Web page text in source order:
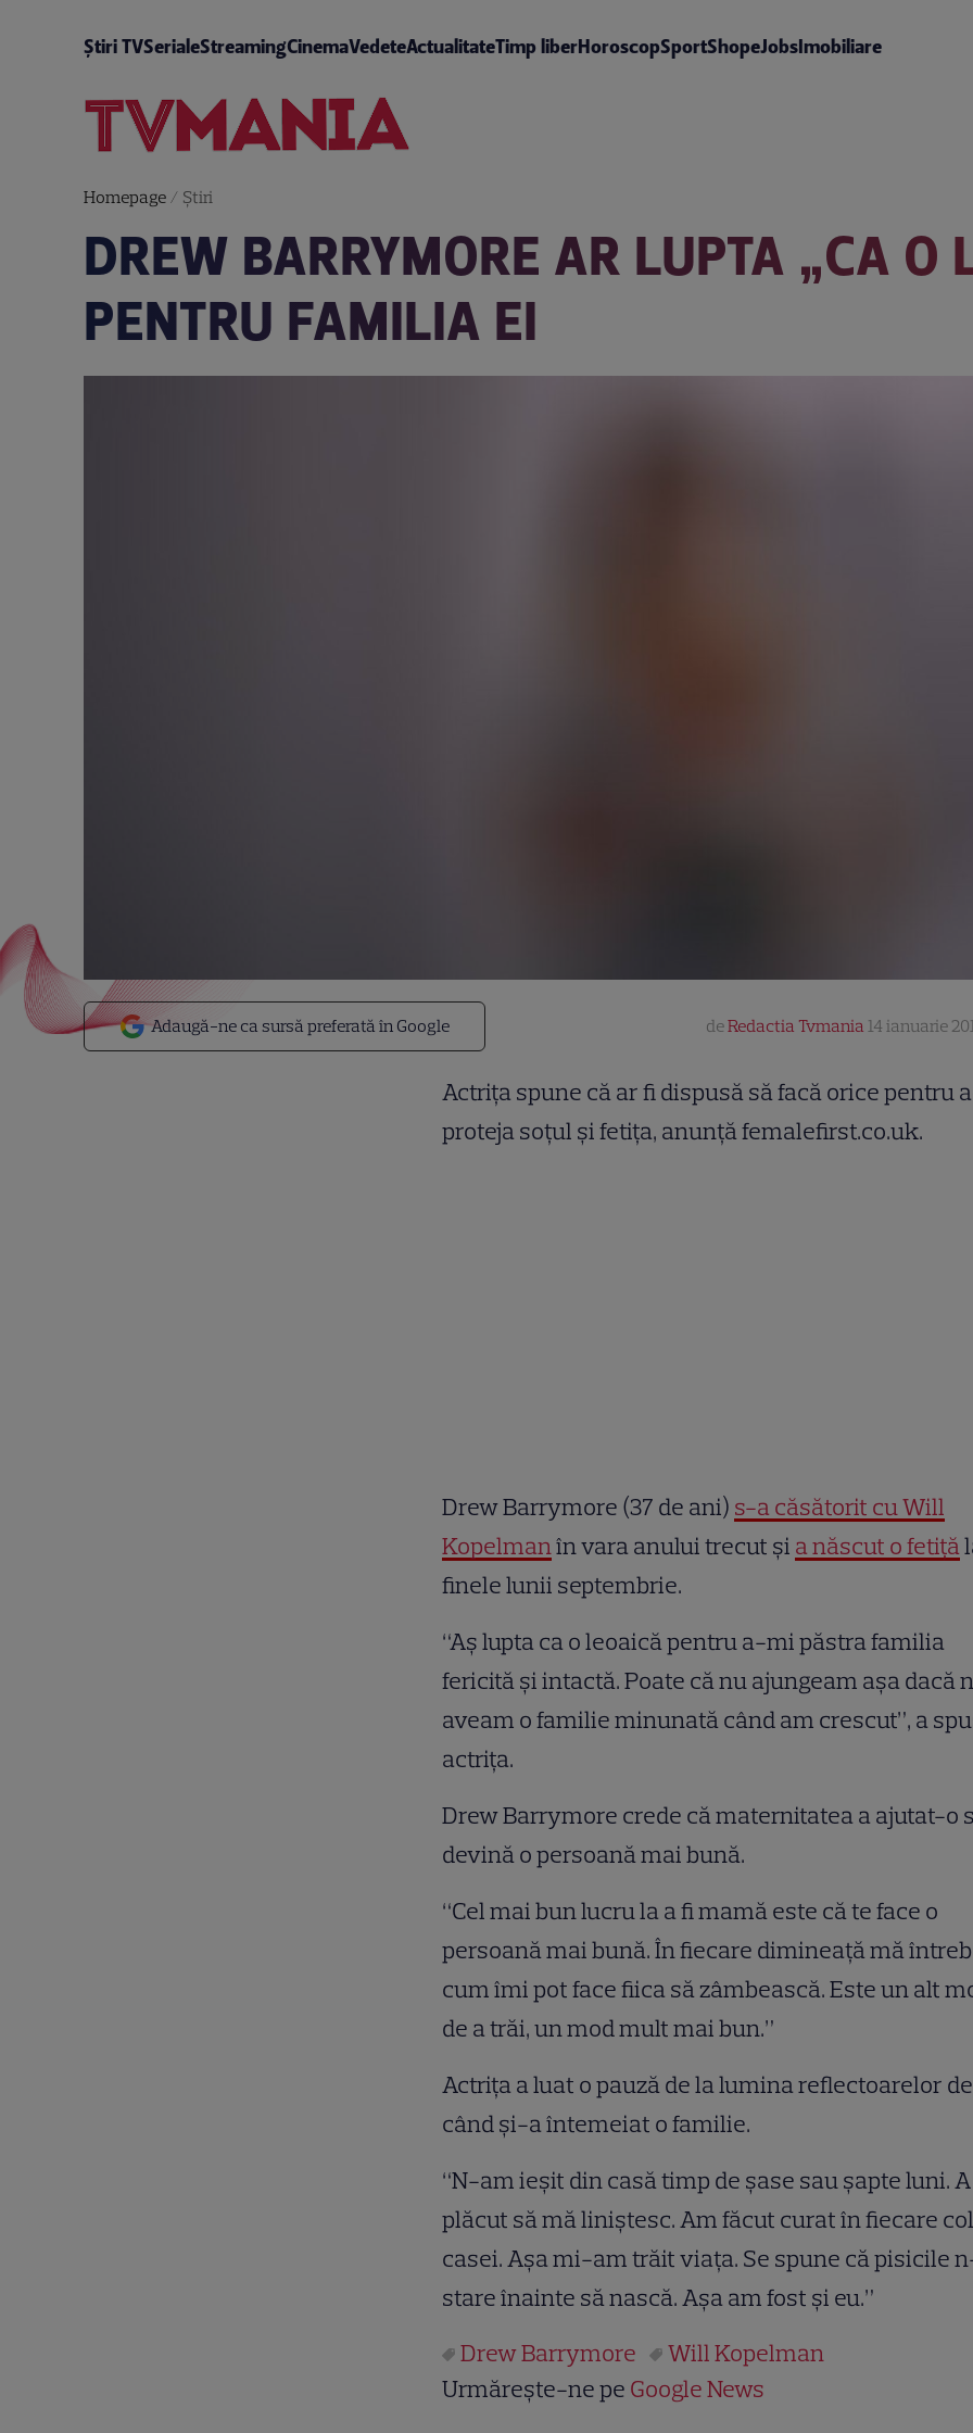
Știri TVSerialeStreamingCinemaVedeteActualitateTimp liberHoroscopSportShopeJobsImobiliare
Homepage/ Știri
DREW BARRYMORE AR LUPTA „CA O
PENTRU FAMILIA EI
Adaugă-ne ca sursă preferată în Google deRedactia Tvmania 14 ianuarie
Actriţa spune că ar fi dispusă să facă orice pentru
proteja soţul şi fetiţa, anunţă femalefirst.co.uk.
Drew Barrymore (37 de ani) s-a căsătorit cu Will
Kopelmanîn vara anului trecut şi a născut o fetiţă
finele lunii septembrie.
“Aş lupta ca o leoaică pentru a-mi păstra familia
fericită şi intactă. Poate că nu ajungeam aşa dacă
aveam o familie minunată când am crescut”, a
actriţa.
Drew Barrymore crede că maternitatea a ajutat-o
devină o persoană mai bună.
“Cel mai bun lucru la a fi mamă este că te face o
persoană mai bună. În fiecare dimineaţă mă întreb
cum îmi pot face fiica să zâmbească. Este un alt
de a trăi, un mod mult mai bun.”
Actriţa a luat o pauză de la lumina reflectoarelor de
când şi-a întemeiat o familie.
“N-am ieşit din casă timp de şase sau şapte luni.
plăcut să mă liniştesc. Am făcut curat în fiecare
casei. Aşa mi-am trăit viaţa. Se spune că pisicile
stare înainte să nască. Aşa am fost şi eu.”
Drew Barrymore
Will Kopelman
Urmărește-ne pe Google News